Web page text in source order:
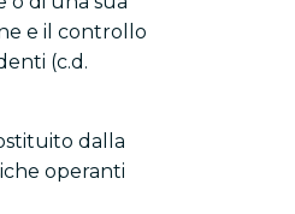
e il controllo
(c.d.
dalla
operanti